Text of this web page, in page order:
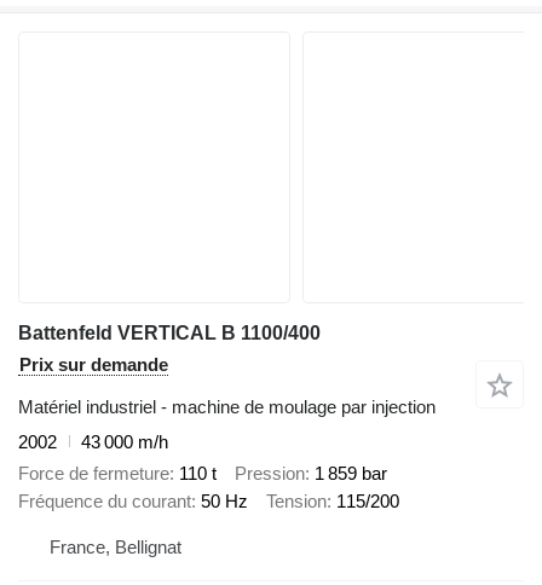
Battenfeld VERTICAL B 1100/400
Prix sur demande
Matériel industriel - machine de moulage par injection
2002
43 000 m/h
Force de fermeture 110 t Pression 1 859 bar
Fréquence du courant 50 Hz Tension 115/200
France, Bellignat